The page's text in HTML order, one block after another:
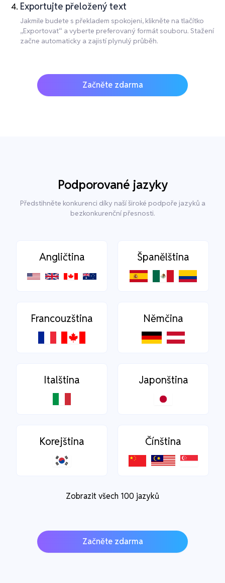
Exportujte přeložený text
Jakmile budete s překladem spokojeni, klikněte na tlačítko
„Exportovat“ a vyberte preferovaný formát souboru. Stažení
začne automaticky a zajistí plynulý průběh.
Začněte zdarma
Podporované jazyky
Předstihněte konkurenci díky naší široké podpoře jazyků a
bezkonkurenční přesnosti.
Angličtina Španělština
Francouzština Němčina
Italština Japonština
Korejština Čínština
Zobrazit všech 100 jazyků
Začněte zdarma